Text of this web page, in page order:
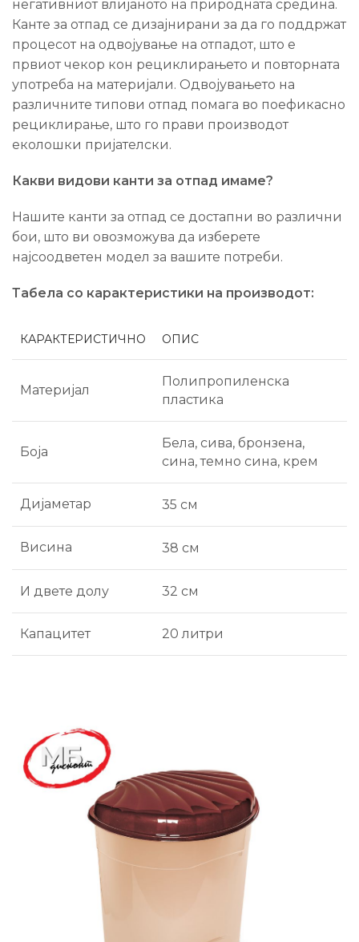
негативниот влијаното на природната средина.
Канте за отпад се дизајнирани за да го поддржат
процесот на одвојување на отпадот, што е
првиот чекор кон рециклирањето и повторната
употреба на материјали. Одвојувањето на
различните типови отпад помага во поефикасно
рециклирање, што го прави производот
еколошки пријателски.
Какви видови канти за отпад имаме?
Нашите канти за отпад се достапни во различни
бои, што ви овозможува да изберете
најсоодветен модел за вашите потреби.
Табела со карактеристики на производот:
КАРАКТЕРИСТИЧНО ОПИС
Материјал
Полипропиленска
пластика
Боја
Бела, сива, бронзена,
сина, темно сина, крем
Дијаметар 35 см
Висина 38 см
И двете долу 32 см
Капацитет 20 литри